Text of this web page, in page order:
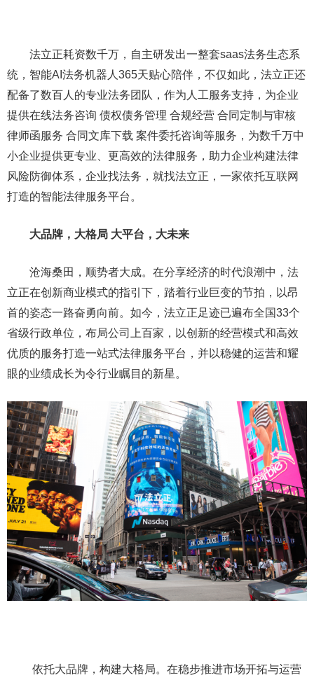
法立正耗资数千万，自主研发出一整套saas法务生态系
统，智能AI法务机器人365天贴心陪伴，不仅如此，法立正还
配备了数百人的专业法务团队，作为人工服务支持，为企业
提供在线法务咨询 债权债务管理 合规经营 合同定制与审核
律师函服务 合同文库下载 案件委托咨询等服务，为数千万中
小企业提供更专业、更高效的法律服务，助力企业构建法律
风险防御体系，企业找法务，就找法立正，一家依托互联网
打造的智能法律服务平台。
大品牌，大格局 大平台，大未来
沧海桑田，顺势者大成。在分享经济的时代浪潮中，法
立正在创新商业模式的指引下，踏着行业巨变的节拍，以昂
首的姿态一路奋勇向前。如今，法立正足迹已遍布全国33个
省级行政单位，布局公司上百家，以创新的经营模式和高效
优质的服务打造一站式法律服务平台，并以稳健的运营和耀
眼的业绩成长为令行业瞩目的新星。
依托大品牌，构建大格局。在稳步推进市场开拓与运营